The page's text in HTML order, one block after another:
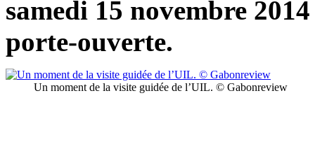
samedi 15 novembre
porte-ouverte.
Un moment de la visite guidée de l’UIL. © Gabonreview